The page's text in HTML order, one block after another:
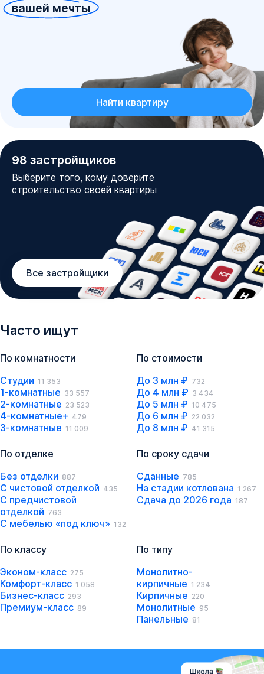
вашей мечты
Найти квартиру
98 застройщиков
Выберите того, кому доверите
строительство своей квартиры
Все застройщики
Часто ищут
По комнатности
Студии 11 353
1-комнатные 33 557
2-комнатные 23 523
4-комнатные+ 479
3-комнатные 11 009
По стоимости
До 3 млн ₽ 732
До 4 млн ₽ 3 434
До 5 млн ₽ 10 475
До 6 млн ₽ 22 032
До 8 млн ₽ 41 315
По отделке
Без отделки 887
С чистовой отделкой 435
С предчистовой
отделкой 763
С мебелью «под ключ» 132
По сроку сдачи
Сданные 785
На стадии котлована 1 267
Сдача до 2026 года 187
По классу
Эконом-класс 275
Комфорт-класс 1 058
Бизнес-класс 293
Премиум-класс 89
По типу
Монолитно-
кирпичные 1 234
Кирпичные 220
Монолитные 95
Панельные 81